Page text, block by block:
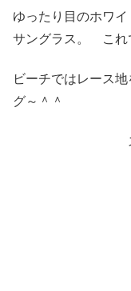
ゆったり目のホワ
サングラス。 これ
ビーチではレース
グ～＾＾